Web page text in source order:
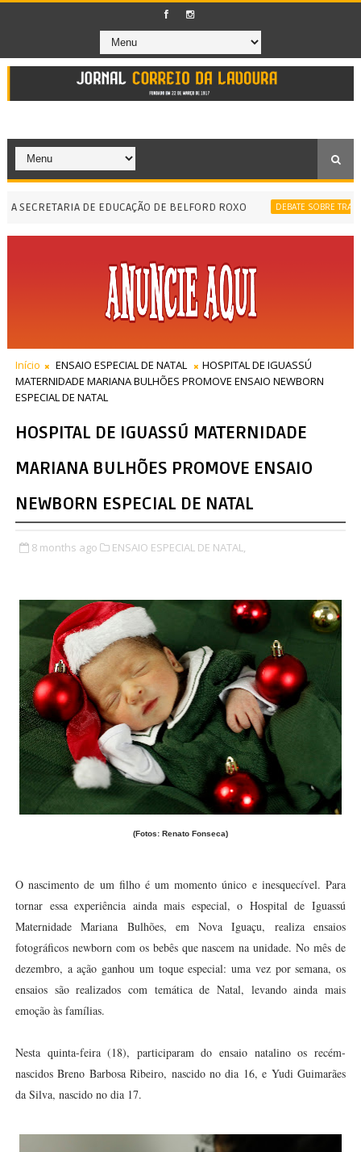
DE EDUCAÇÃO DE BELFORD ROXO DEBATE SOBRE
Início ENSAIO ESPECIAL DE NATAL
HOSPITAL DE IGUASSÚ
MATERNIDADE MARIANA BULHÕES PROMOVE ENSAIO NEWBORN
ESPECIAL DE NATAL
HOSPITAL DE IGUASSÚ MATERNIDADE
MARIANA BULHÕES PROMOVE ENSAIO
NEWBORN ESPECIAL DE NATAL
8 months ago ENSAIO ESPECIAL DE NATAL,
(Fotos: Renato Fonseca)
O nascimento de um filho é um momento único e inesquecível. Para
tornar essa experiência ainda mais especial, o Hospital de Iguassú
Maternidade Mariana Bulhões, em Nova Iguaçu, realiza ensaios
fotográficos newborn com os bebês que nascem na unidade. No mês de
dezembro, a ação ganhou um toque especial: uma vez por semana, os
ensaios são realizados com temática de Natal, levando ainda mais
emoção às famílias.
Nesta quinta-feira (18), participaram do ensaio natalino os recém-
nascidos Breno Barbosa Ribeiro, nascido no dia 16, e Yudi Guimarães
da Silva, nascido no dia 17.